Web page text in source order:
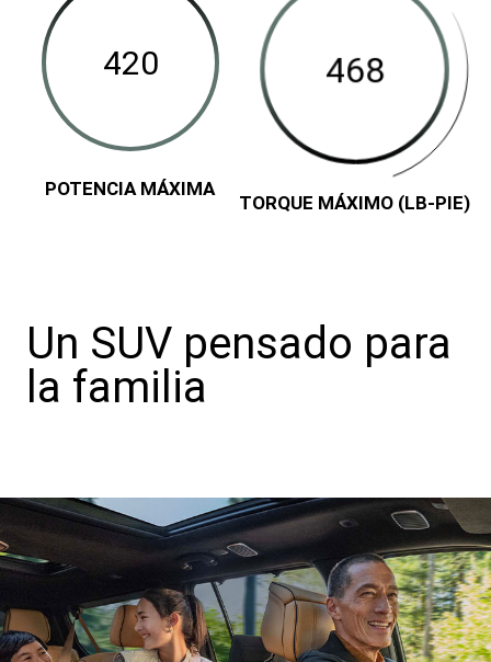
Maximum
Towing
Capacity
(Pounds)
Disclosure
POTENCIA MÁXIMA
TORQUE MÁXIMO (LB-PIE)
Un SUV pensado para
la familia